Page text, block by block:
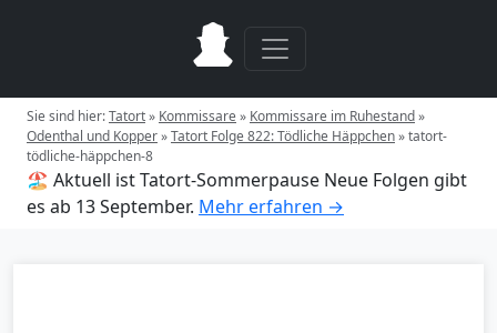
Sie sind hier:Tatort» Kommissare» Kommissare im Ruhestand»
Odenthal und Kopper»Tatort Folge 822: Tödliche Häppchen»tatort-
tödliche-häppchen-8
🏖️ Aktuell ist Tatort-Sommerpause Neue Folgen gibt
es ab 13 September. Mehr erfahren →